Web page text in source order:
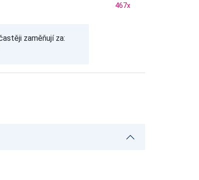
467x
zaměňují za: